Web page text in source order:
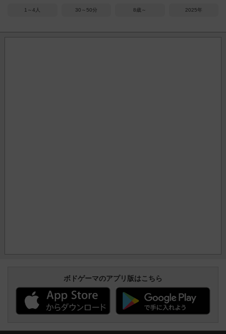
1～4人 30～50分 8歳～ 2025年
ボドゲーマのアプリ版はこちら